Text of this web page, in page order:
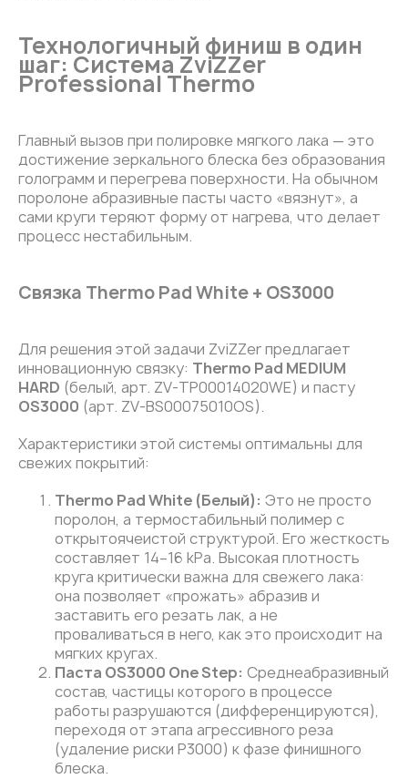
Технологичный финиш в один
шаг: Система ZviZZer
Professional Thermo
Главный вызов при полировке мягкого лака — это
достижение зеркального блеска без образования
голограмм и перегрева поверхности. На обычном
поролоне абразивные пасты часто «вязнут», а
сами круги теряют форму от нагрева, что делает
процесс нестабильным.
Связка Thermo Pad White + OS3000
Для решения этой задачи ZviZZer предлагает
инновационную связку: Thermo Pad MEDIUM
HARD (белый, арт. ZV-TP00014020WE) и пасту
OS3000 (арт. ZV-BS00075010OS).
Характеристики этой системы оптимальны для
свежих покрытий:
Thermo Pad White (Белый): Это не просто
поролон, а термостабильный полимер с
открытоячеистой структурой. Его жесткость
составляет 14–16 kPa. Высокая плотность
круга критически важна для свежего лака:
она позволяет «прожать» абразив и
заставить его резать лак, а не
проваливаться в него, как это происходит на
мягких кругах.
Паста OS3000 One Step: Среднеабразивный
состав, частицы которого в процессе
работы разрушаются (дифференцируются),
переходя от этапа агрессивного реза
(удаление риски P3000) к фазе финишного
блеска.